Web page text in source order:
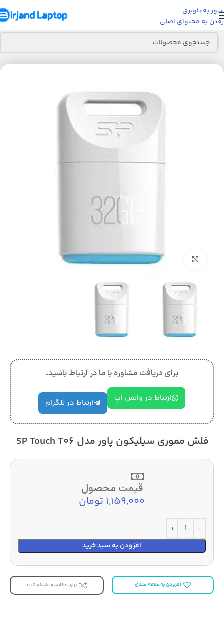
عبور به ناوبری
رفتن به محتوای اصلی
خانه قطعات کامپیوتر
بزرگنمایی تصویر
برای دریافت مشاوره با ما در ارتباط باشید.
ارتباط در واتس اپ ارتباط در تلگرام
فلش مموری سیلیکون پاور مدل SP Touch T06
قیمت محصول
1,159,000 تومان
افزودن به سبد خرید
افزودن به علاقه مندی برای مقایسه اضافه کنید